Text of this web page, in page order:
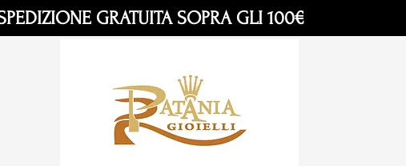
GRATUITA SOPRA GLI 100€